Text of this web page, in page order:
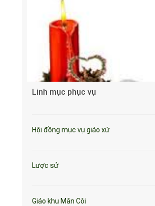
Linh mục phục vụ
Hội đồng mục vụ giáo xứ
Lược sử
Giáo khu Mân Côi